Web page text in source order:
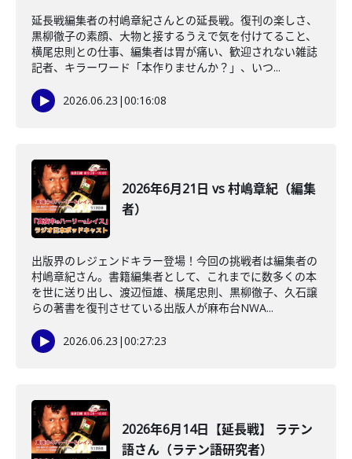
延長戦編集者の村嶋章紀さんとの延長戦。復刊の楽しさ、
黒柳徹子の素顔、大物と接するうえで気を付けてること、
横尾忠則との仕事、編集者は胃が痛い、歓迎されない雑誌
記者、キラーワード「本作りませんか？」、いつ...
2026.06.23 |00:16:08
2026年6月21日 vs 村嶋章紀（編集
者）
出版界のレジェンドキラー登場！今回の挑戦者は編集者の
村嶋章紀さん。書籍編集者として、これまでに数多くの本
を世に送り出し、渡辺恒雄、横尾忠則、黒柳徹子、久石譲
らの著書を復刊させている出版人が麻布台NWA...
2026.06.23 |00:27:23
2026年6月14日【延長戦】 ラテン
語さん（ラテン語研究者）